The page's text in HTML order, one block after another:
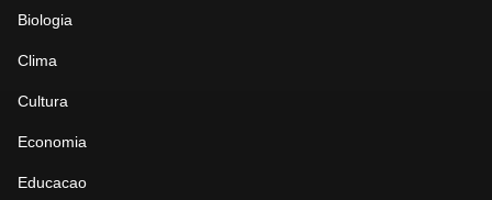
Biologia
Clima
Cultura
Economia
Educacao